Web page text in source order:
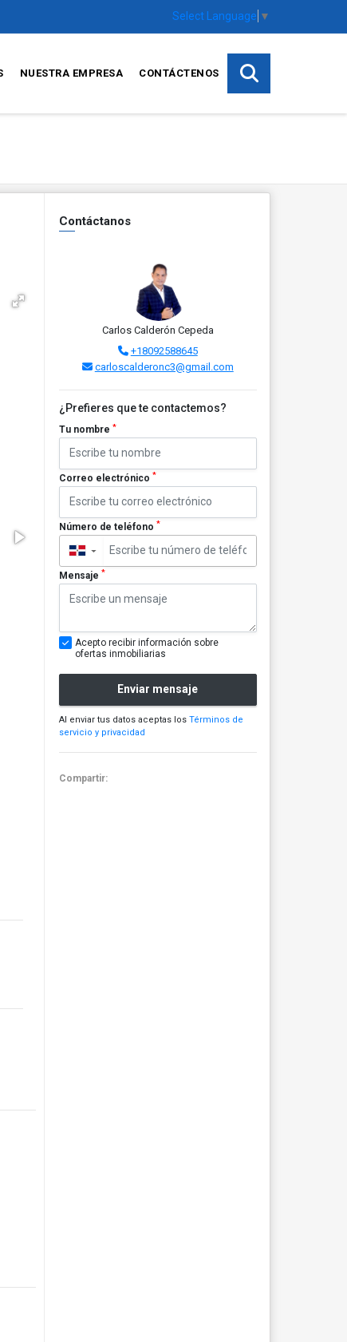
Select Language ▼
NUESTRA EMPRESA CONTÁCTENOS
Contáctanos
Carlos Calderón Cepeda
+18092588645
carloscalderonc3@gmail.com
¿Prefieres que te contactemos?
Tu nombre *
Correo electrónico *
Número de teléfono *
▼
Mensaje *
Acepto recibir información sobre
ofertas inmobiliarias
Enviar mensaje
Al enviar tus datos aceptas los Términos de
servicio y privacidad
Compartir: